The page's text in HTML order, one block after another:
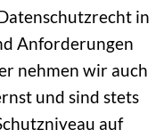
in
Anforderungen
nehmen wir auch
und sind stets
auf